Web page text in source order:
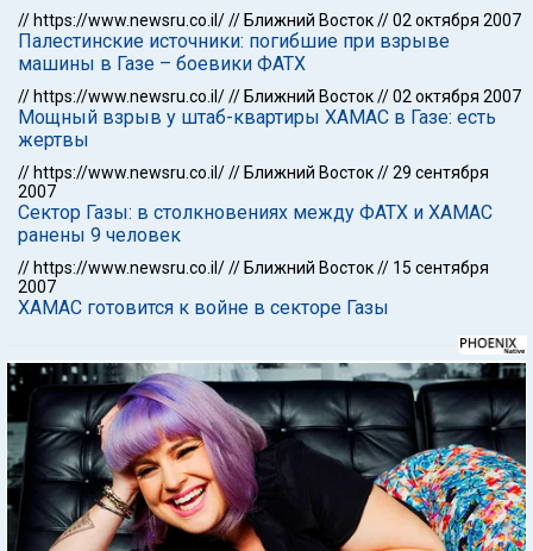
// https://www.newsru.co.il/// Ближний Восток//02 октября 2007
Палестинские источники: погибшие при взрыве
машины в Газе – боевики ФАТХ
// https://www.newsru.co.il/// Ближний Восток//02 октября 2007
Мощный взрыв у штаб-квартиры ХАМАС в Газе: есть
жертвы
// https://www.newsru.co.il/// Ближний Восток//29 сентября
2007
Сектор Газы: в столкновениях между ФАТХ и ХАМАС
ранены 9 человек
// https://www.newsru.co.il/// Ближний Восток// 15 сентября
2007
ХАМАС готовится к войне в секторе Газы